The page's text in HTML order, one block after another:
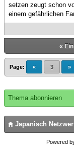
setzen zeugt schon
einem gefährlichen
«
Page: « 3 »
Thema abonnieren
Japanisch
Powered